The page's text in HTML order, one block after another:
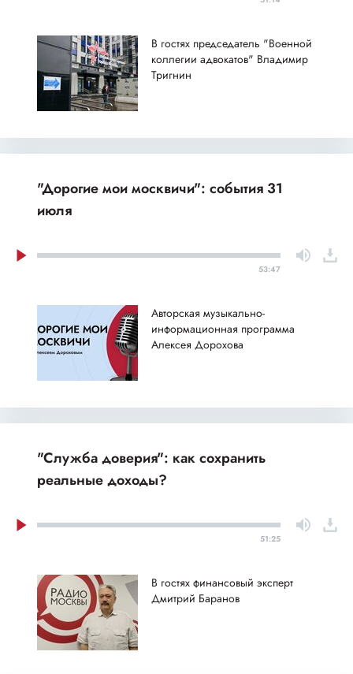
В гостях председатель "Военной
коллегии адвокатов" Владимир
Тригнин
"Дорогие мои москвичи": события 31
июля
53:47
Авторская музыкально-
информационная программа
Алексея Дорохова
"Служба доверия": как сохранить
реальные доходы?
51:25
В гостях финансовый эксперт
Дмитрий Баранов